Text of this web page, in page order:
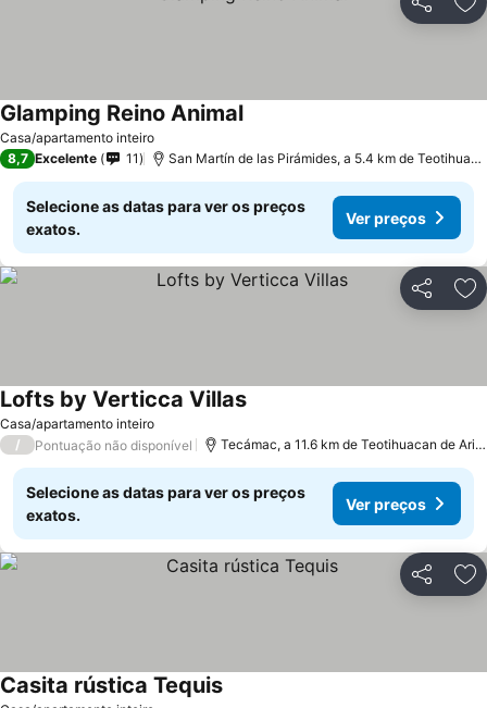
Partilhar
Casa/apartamento inteiro
Glamping Reino AnimalVer preços
8,7 Excelente 11 San Martín de las Pirámides, a 5.4 km de
Selecione as datas para ver os preços
exatos.
Ver preços
Partilhar
Casa/apartamento inteiro
Lofts by Verticca VillasVer preços
/ Pontuação não disponível Tecámac, a 11.6 km de Teotihuacan de
Selecione as datas para ver os preços
exatos.
Ver preços
Partilhar
Casita rústica TequisVer preços